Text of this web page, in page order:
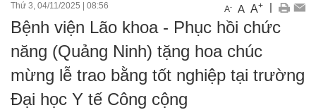
Thứ 3, 04/11/2025 08:56 A- A A+ |
Bệnh viện Lão khoa - Phục hồi chức
năng (Quảng Ninh) tặng hoa chúc
mừng lễ trao bằng tốt nghiệp tại trường
Đại học Y tế Công cộng